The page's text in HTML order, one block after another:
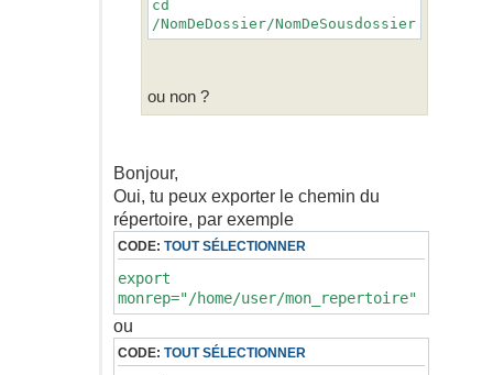
cd
/NomDeDossier/NomDeSousdossier/
ou non ?
Bonjour,
Oui, tu peux exporter le chemin du
répertoire, par exemple
CODE: TOUT SÉLECTIONNER
export
monrep="/home/user/mon_repertoire"
ou
CODE: TOUT SÉLECTIONNER